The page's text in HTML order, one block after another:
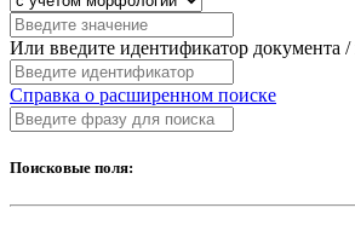
Или введите идентификатор
Справка о расширенном поиске
Поисковые поля: